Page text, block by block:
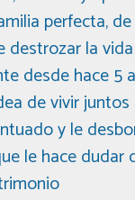
perfecta,
destrozar la
desde hace 5
de vivir
y le
le hace dudar